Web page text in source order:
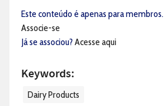
Este conteúdo é apenas para membros.
Associe-se
Já se associou? Acesse aqui
Keywords:
Dairy Products